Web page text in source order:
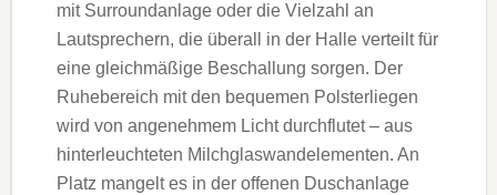
mit Surroundanlage oder die Viel­zahl an
Lautsprechern, die überall in der Halle verteilt für
eine gleichmä­ßige Be­schallung sorgen. Der
Ruhebereich mit den bequemen Polsterliegen
wird von an­genehmem Licht durchflutet – aus
hinterleuchteten Milch­­glas­wandelementen. An
Platz mangelt es in der offenen Duschanlage